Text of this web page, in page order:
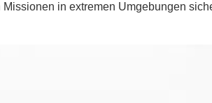
Missionen in extremen Umgebungen